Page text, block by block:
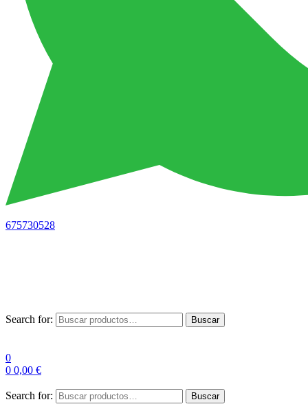
675730528
Search for: Buscar
0
0 0,00 €
Search for: Buscar